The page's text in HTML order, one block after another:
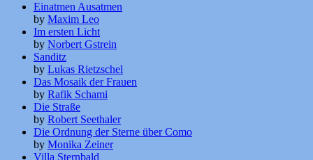
Einatmen Ausatmen
by Maxim Leo
Im ersten Licht
by Norbert Gstrein
Sanditz
by Lukas Rietzschel
Das Mosaik der Frauen
by Rafik Schami
Die Straße
by Robert Seethaler
Die Ordnung der Sterne über Como
by Monika Zeiner
Villa Sternbald